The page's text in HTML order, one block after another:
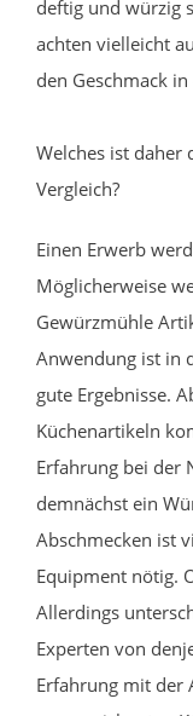
deftig und würzig
achten vielleicht
den Geschmack
Welches ist daher
Vergleich?
Einen Erwerb
Möglicherweise
Gewürzmühle
Anwendung ist in
gute Ergebnisse.
Küchenartikeln
Erfahrung bei der
demnächst ein
Abschmecken ist
Equipment nötig.
Allerdings
Experten von
Erfahrung mit der